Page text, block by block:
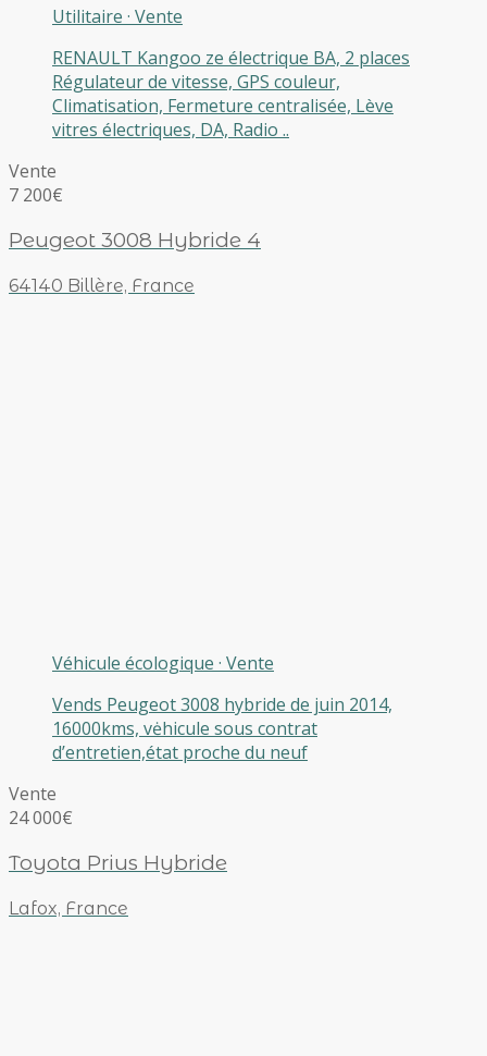
Utilitaire · Vente
RENAULT Kangoo ze électrique BA, 2 places
Régulateur de vitesse, GPS couleur,
Climatisation, Fermeture centralisée, Lève
vitres électriques, DA, Radio ..
Vente
7 200€
Peugeot 3008 Hybride 4
64140 Billère, France
Véhicule écologique · Vente
Vends Peugeot 3008 hybride de juin 2014,
16000kms, vėhicule sous contrat
d’entretien,état proche du neuf
Vente
24 000€
Toyota Prius Hybride
Lafox, France